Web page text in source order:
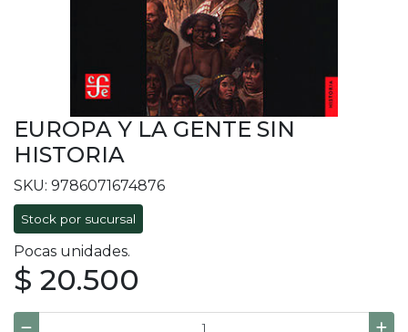
EUROPA Y LA GENTE SIN
HISTORIA
SKU: 9786071674876
Stock por sucursal
Pocas unidades.
$ 20.500